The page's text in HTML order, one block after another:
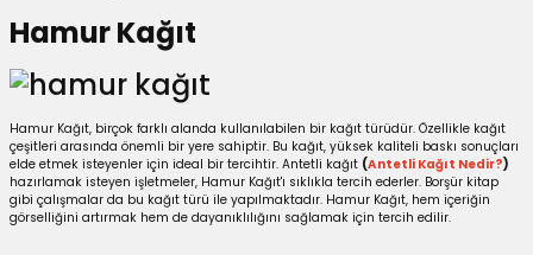
Hamur Kağıt
Hamur Kağıt, birçok farklı alanda kullanılabilen bir kağıt türüdür. Özellikle kağıt
çeşitleri arasında önemli bir yere sahiptir. Bu kağıt, yüksek kaliteli baskı sonuçları
elde etmek isteyenler için ideal bir tercihtir. Antetli kağıt (Antetli Kağıt Nedir?)
hazırlamak isteyen işletmeler, Hamur Kağıt'ı sıklıkla tercih ederler. Borşür kitap
gibi çalışmalar da bu kağıt türü ile yapılmaktadır. Hamur Kağıt, hem içeriğin
görselliğini artırmak hem de dayanıklılığını sağlamak için tercih edilir.